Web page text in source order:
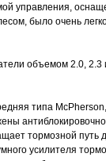
управления,
было очень
объемом 2.0, 2.3
типа
тормозной путь
усилителя